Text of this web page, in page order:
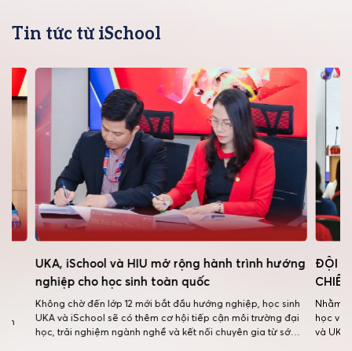
Tin tức từ iSchool
UKA, iSchool và HIU mở rộng hành trình hướng
nghiệp cho học sinh toàn quốc
Không chờ đến lớp 12 mới bắt đầu hướng nghiệp, học sinh
UKA và iSchool sẽ có thêm cơ hội tiếp cận môi trường đại
học, trải nghiệm ngành nghề và kết nối chuyên gia từ sớm
ĐỘI NGŨ
CHIẾN
Nhằm
học và nâng
và UKA đã